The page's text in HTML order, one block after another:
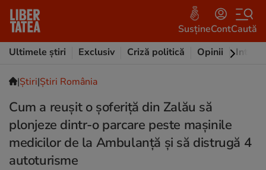
SusțineContCaută
Ultimele știri
Exclusiv Criză politică Opinii
|Ştiri|Știri România
Cum a reușit o șoferiță din Zalău să
plonjeze dintr-o parcare peste mașinile
medicilor de la Ambulanță și să distrugă 4
autoturisme